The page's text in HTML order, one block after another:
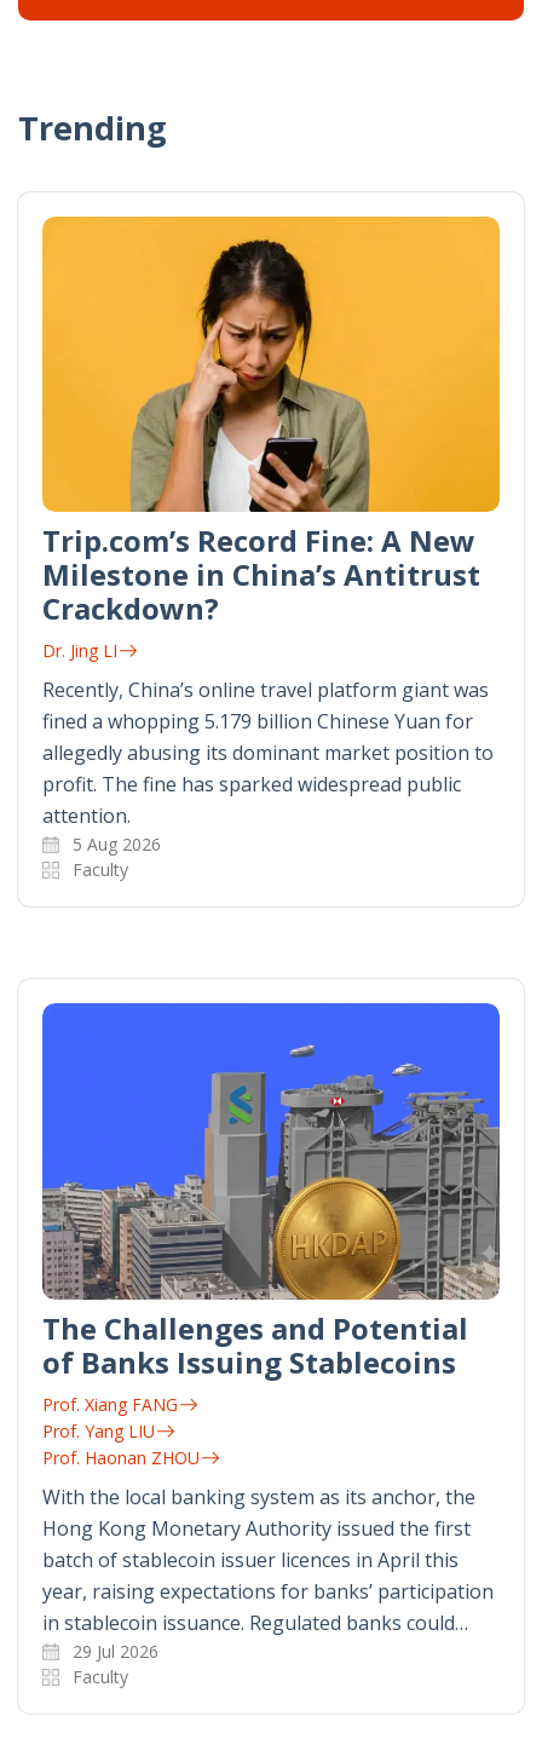
Trending
Trip.com’s Record Fine: A New
Milestone in China’s Antitrust
Crackdown?
Dr. Jing LI
Recently, China’s online travel platform giant was
fined a whopping 5.179 billion Chinese Yuan for
allegedly abusing its dominant market position to
profit. The fine has sparked widespread public
attention.
5 Aug 2026
Faculty
The Challenges and Potential
of Banks Issuing Stablecoins
Prof. Xiang FANG
Prof. Yang LIU
Prof. Haonan ZHOU
With the local banking system as its anchor, the
Hong Kong Monetary Authority issued the first
batch of stablecoin issuer licences in April this
year, raising expectations for banks’ participation
in stablecoin issuance. Regulated banks could…
29 Jul 2026
Faculty